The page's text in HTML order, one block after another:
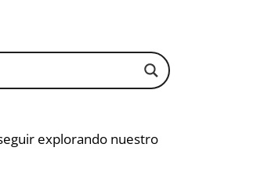
explorando nuestro